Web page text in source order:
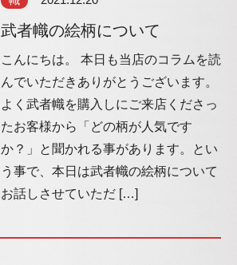
武者幟の絵柄について
こんにちは。 本日も当店のコラムを読
んでいただきありがとうございます。
よく武者幟を購入しにご来店くださっ
たお客様から「どの柄が人気です
か？」と聞かれる事があります。とい
う事で、本日は武者幟の絵柄について
お話しさせていただ […]